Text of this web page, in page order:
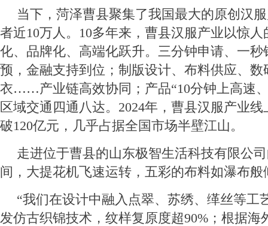
当下，菏泽曹县聚集了我国最大的原创汉
者近10万人。10多年来，曹县汉服产业以惊
化、品牌化、高端化跃升。三分钟申请、一
预，金融支持到位；制版设计、布料供应、数
衣……产业链高效协同；产品“10分钟上高速
区域交通四通八达。2024年，曹县汉服产业
破120亿元，几乎占据全国市场半壁江山。
走进位于曹县的山东极智生活科技有限公
间，大提花机飞速运转，五彩的布料如瀑布般
“我们在设计中融入点翠、苏绣、缂丝等工
发仿古织锦技术，纹样复原度超90%；根据海